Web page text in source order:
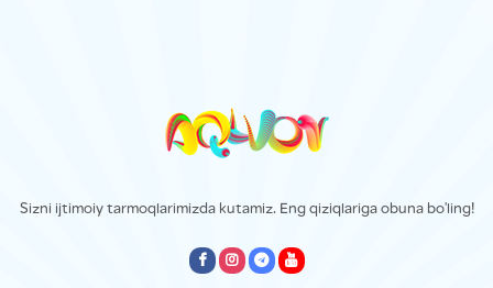
Sizni ijtimoiy tarmoqlarimizda kutamiz. Eng qiziqlariga obuna bo'ling!
emptyemptyemptyempty